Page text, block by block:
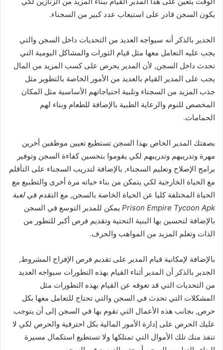
يكون السجن قادر على استيعاب عدد كبير من السجناء.
الجدير بالذكر أنه سيواجه العديد من التحديات داخل السجن والتي
يجب عليه التعامل معها مثل قيام الثورات والمشاكل اليومية التي
تحدث داخل السجن, لأن المدير يحرص على كسب المزيد من المال
يجب على المدير القيام بالعديد من الأمور الخاصة بالتطوير مثل
جذب المزيد من السجناء وتلبية احتياجاتهم الأساسية مثل المكان
المخصص للنوم والرعاية الطبية بالإضافة للطعام وبناء لهم
الحمامات.
بصفتك المدير الخاص بهذا السجن تستطيع تعيين موظفين أخرين
مهرة وتدريبهم وتدريبهم لكي يقوموا بتحسين كفاءة السجن وتوفير
برامج الإصلاح وتعليم السجناء, بالإضافة لتدريب السجناء على التأقلم
مع الحياة الخارجية لكي يتمكن من بناء حياته مرة أخرى والتطبيع مع
الحياة المختلفة كليا عن الحياة الخاصة بالسجن, مع التقدم فيلعبة
Prison Empire Tycoon Apk يمكن للمدير التوسع في السجن
بالإضافة لتحسين بها البنية التحتية وتقديم فرص أكبر للتطور من
الذات وتعلم المزيد من المواهب والحرف.
بالإضافة لإمكانية قيام المدير على تقديم فرص الإفراج المشروط,
الجدير بالذكر أن المدير أثناء القيام بهذه التطورات سيواجه العديد
من التحديات التي قد تعوقه عن القيام بهذه التطورات مثل
المشكلات التي تحدث في السجن والتي تحتاج للتعامل معها بكل
حرص, بجانب هذه الأعمال التي تقوم بها في السجن إلى أن يتوجب
عليك الحرص على إدارة الأمور المالية بكل احترفية والحرص لكي لا
تنفذ منك تلك الأموال التي تمتلكها ولا تستطيع استكمال مسيرة